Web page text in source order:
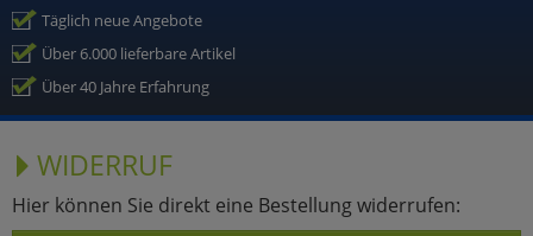
Täglich neue Angebote
Über 6.000 lieferbare Artikel
Über 40 Jahre Erfahrung
WIDERRUF
Hier können Sie direkt eine Bestellung widerrufen: